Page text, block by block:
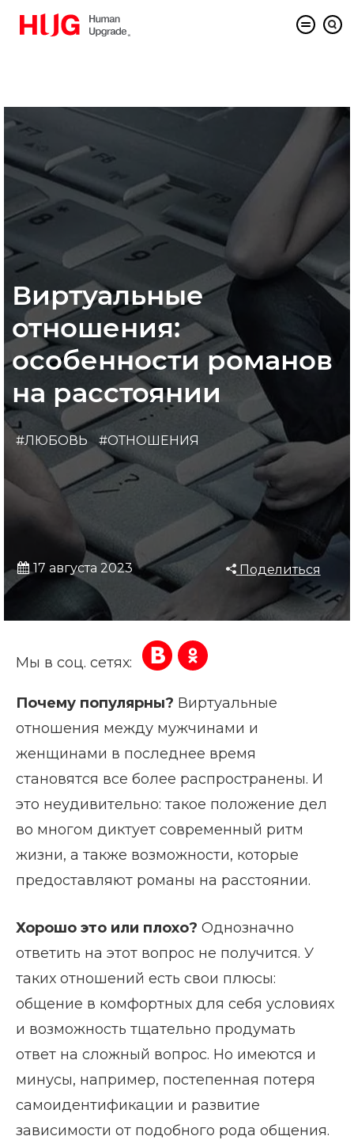
Виртуальные
отношения:
особенности романов
на расстоянии
#ЛЮБОВЬ #ОТНОШЕНИЯ
17 августа 2023 Поделиться
Мы в соц. сетях:
Почему популярны? Виртуальные
отношения между мужчинами и
женщинами в последнее время
становятся все более распространены. И
это неудивительно: такое положение дел
во многом диктует современный ритм
жизни, а также возможности, которые
предоставляют романы на расстоянии.
Хорошо это или плохо? Однозначно
ответить на этот вопрос не получится. У
таких отношений есть свои плюсы:
общение в комфортных для себя условиях
и возможность тщательно продумать
ответ на сложный вопрос. Но имеются и
минусы, например, постепенная потеря
самоидентификации и развитие
зависимости от подобного рода общения.